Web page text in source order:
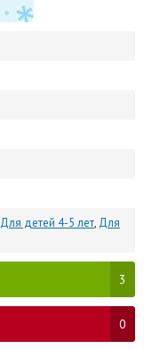
Для детей 4-5 лет, Для
3
0